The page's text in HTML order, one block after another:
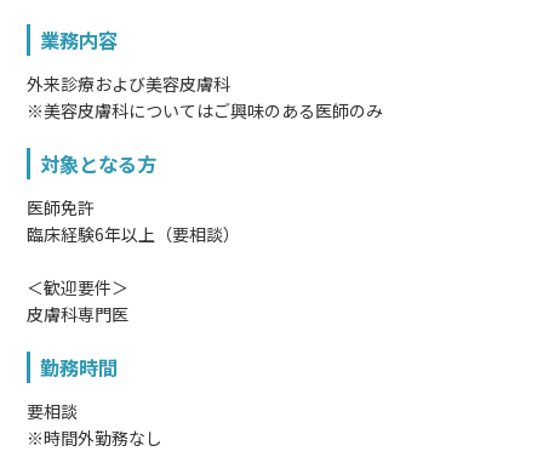
業務内容
外来診療および美容皮膚科
※美容皮膚科についてはご興味のある医師のみ
対象となる方
医師免許
臨床経験6年以上（要相談）
＜歓迎要件＞
皮膚科専門医
勤務時間
要相談
※時間外勤務なし